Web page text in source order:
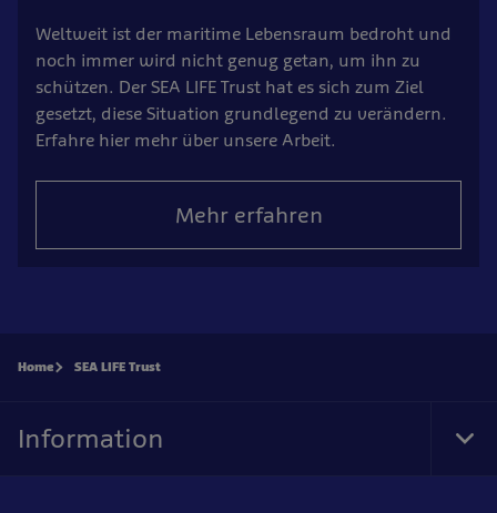
Weltweit ist der maritime Lebensraum bedroht und
noch immer wird nicht genug getan, um ihn zu
schützen. Der SEA LIFE Trust hat es sich zum Ziel
gesetzt, diese Situation grundlegend zu verändern.
Erfahre hier mehr über unsere Arbeit.
Mehr erfahren
Home SEA LIFE Trust
Information